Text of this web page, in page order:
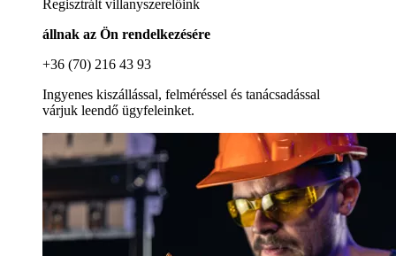
Regisztrált villanyszerelőink
állnak az Ön rendelkezésére
+36 (70) 216 43 93
Ingyenes kiszállással, felméréssel és tanácsadással
várjuk leendő ügyfeleinket.